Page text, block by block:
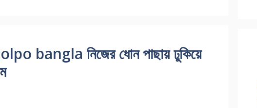
bangla নিজের ধোন পাছায় ঢুকিয়ে